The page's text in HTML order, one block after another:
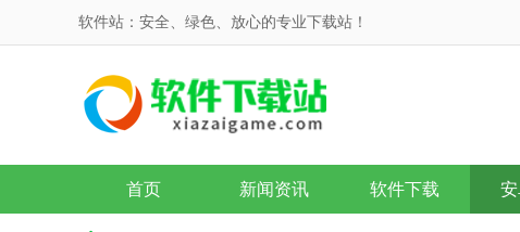
软件站：安全、绿色、放心的专业下载站！
首页 新闻资讯 软件下载